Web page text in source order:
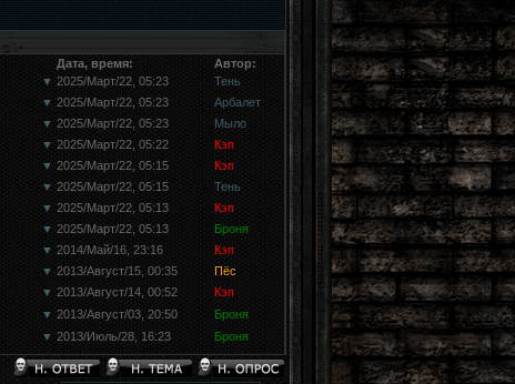
Дата, время:
Автор:
▼ 2025/Март/22, 05:23
Тень
▼ 2025/Март/22, 05:23
Арбалет
▼ 2025/Март/22, 05:23
Мыло
▼ 2025/Март/22, 05:22
Кэп
▼ 2025/Март/22, 05:15
Кэп
▼ 2025/Март/22, 05:15
Тень
▼ 2025/Март/22, 05:13
Кэп
▼ 2025/Март/22, 05:13
Броня
▼ 2014/Май/16, 23:16
Кэп
▼ 2013/Август/15, 00:35
Пёс
▼ 2013/Август/14, 00:52 Кэп
▼ 2013/Август/03, 20:50 Броня
▼ 2013/Июль/28, 16:23 Броня